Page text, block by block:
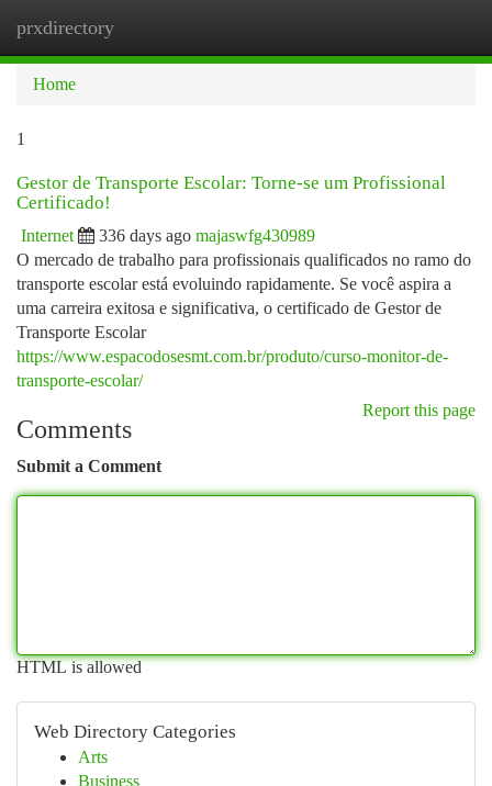
prxdirectory
Home
1
Gestor de Transporte Escolar: Torne-se um Profissional
Certificado!
Internet 336 days ago majaswfg430989
O mercado de trabalho para profissionais qualificados no ramo do
transporte escolar está evoluindo rapidamente. Se você aspira a
uma carreira exitosa e significativa, o certificado de Gestor de
Transporte Escolar
https://www.espacodosesmt.com.br/produto/curso-monitor-de-
transporte-escolar/
Report this page
Comments
Submit a Comment
HTML is allowed
Web Directory Categories
Arts
Business